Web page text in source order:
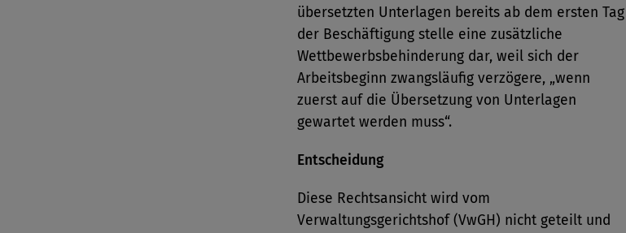
übersetzten Unterlagen bereits ab dem ersten Tag
der Beschäftigung stelle eine zusätzliche
Wettbewerbsbehinderung dar, weil sich der
Arbeitsbeginn zwangsläufig verzögere, „wenn
zuerst auf die Übersetzung von Unterlagen
gewartet werden muss“.
Entscheidung
Diese Rechtsansicht wird vom
Verwaltungsgerichtshof (VwGH) nicht geteilt und